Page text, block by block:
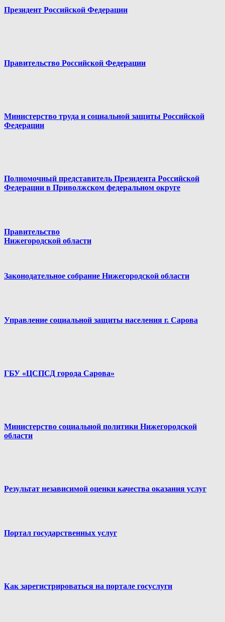
Президент Российской Федерации
Правительство Российской Федерации
Министерство труда и социальной защиты Российской
Федерации
Полномочный представитель Президента Российской
Федерации в Приволжском федеральном округе
Правительство
Нижегородской области
Законодательное собрание Нижегородской области
Управление социальной защиты населения г. Сарова
ГБУ «ЦСПСД города Сарова»
Министерство социальной политики Нижегородской
области
Результат независимой оценки качества оказания услуг
Портал государственных услуг
Как зарегистрироваться на портале госуслуги